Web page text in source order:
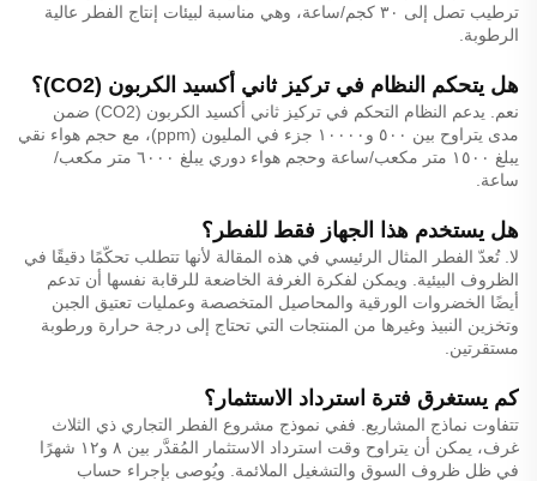
ترطيب تصل إلى ٣٠ كجم/ساعة، وهي مناسبة لبيئات إنتاج الفطر عالية
الرطوبة.
هل يتحكم النظام في تركيز ثاني أكسيد الكربون (CO2)؟
نعم. يدعم النظام التحكم في تركيز ثاني أكسيد الكربون (CO2) ضمن
مدى يتراوح بين ٥٠٠ و١٠٠٠٠ جزء في المليون (ppm)، مع حجم هواء نقي
يبلغ ١٥٠٠ متر مكعب/ساعة وحجم هواء دوري يبلغ ٦٠٠٠ متر مكعب/
ساعة.
هل يستخدم هذا الجهاز فقط للفطر؟
لا. تُعدّ الفطر المثال الرئيسي في هذه المقالة لأنها تتطلب تحكّمًا دقيقًا في
الظروف البيئية. ويمكن لفكرة الغرفة الخاضعة للرقابة نفسها أن تدعم
أيضًا الخضروات الورقية والمحاصيل المتخصصة وعمليات تعتيق الجبن
وتخزين النبيذ وغيرها من المنتجات التي تحتاج إلى درجة حرارة ورطوبة
مستقرتين.
كم يستغرق فترة استرداد الاستثمار؟
تتفاوت نماذج المشاريع. ففي نموذج مشروع الفطر التجاري ذي الثلاث
غرف، يمكن أن يتراوح وقت استرداد الاستثمار المُقدَّر بين ٨ و١٢ شهرًا
في ظل ظروف السوق والتشغيل الملائمة. ويُوصى بإجراء حساب